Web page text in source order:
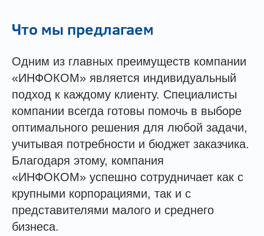
Что мы предлагаем
Одним из главных преимуществ компании
«ИНФОКОМ» является индивидуальный
подход к каждому клиенту. Специалисты
компании всегда готовы помочь в выборе
оптимального решения для любой задачи,
учитывая потребности и бюджет заказчика.
Благодаря этому, компания
«ИНФОКОМ» успешно сотрудничает как с
крупными корпорациями, так и с
представителями малого и среднего
бизнеса.